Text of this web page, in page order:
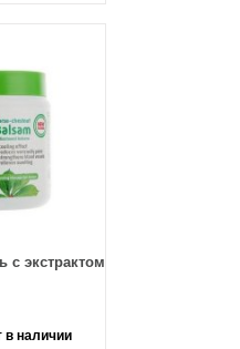
с экстрактом
в наличии